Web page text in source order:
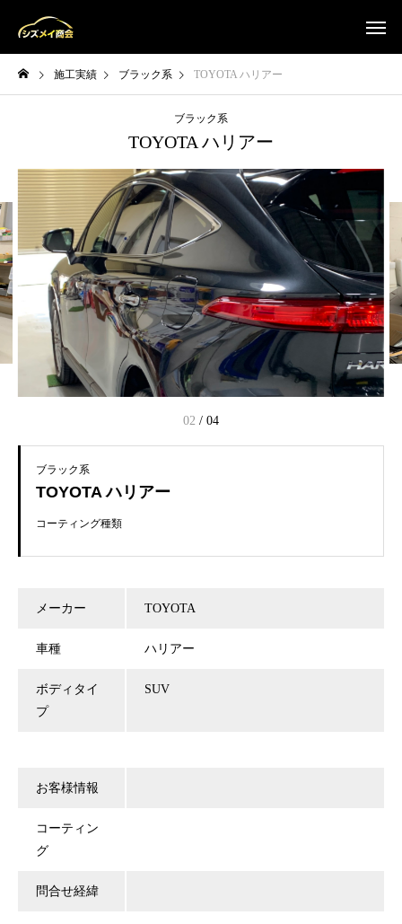
施工実績 ブラック系 TOYOTA ハリアー
ブラック系
TOYOTA ハリアー
02 / 04
ブラック系
TOYOTA ハリアー
コーティング種類
メーカー TOYOTA
車種 ハリアー
ボディタイ
プ
SUV
お客様情報
コーティン
グ
問合せ経緯